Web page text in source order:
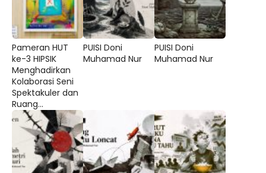
Pameran HUT
ke-3 HIPSIK
Menghadirkan
Kolaborasi Seni
Spektakuler dan
Ruang...
PUISI Doni
Muhamad Nur
PUISI Doni
Muhamad Nur